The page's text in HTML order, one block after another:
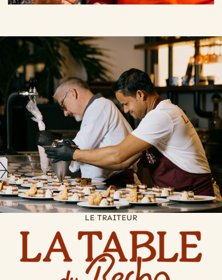
LE TRAITEUR
La Table
du RECHO